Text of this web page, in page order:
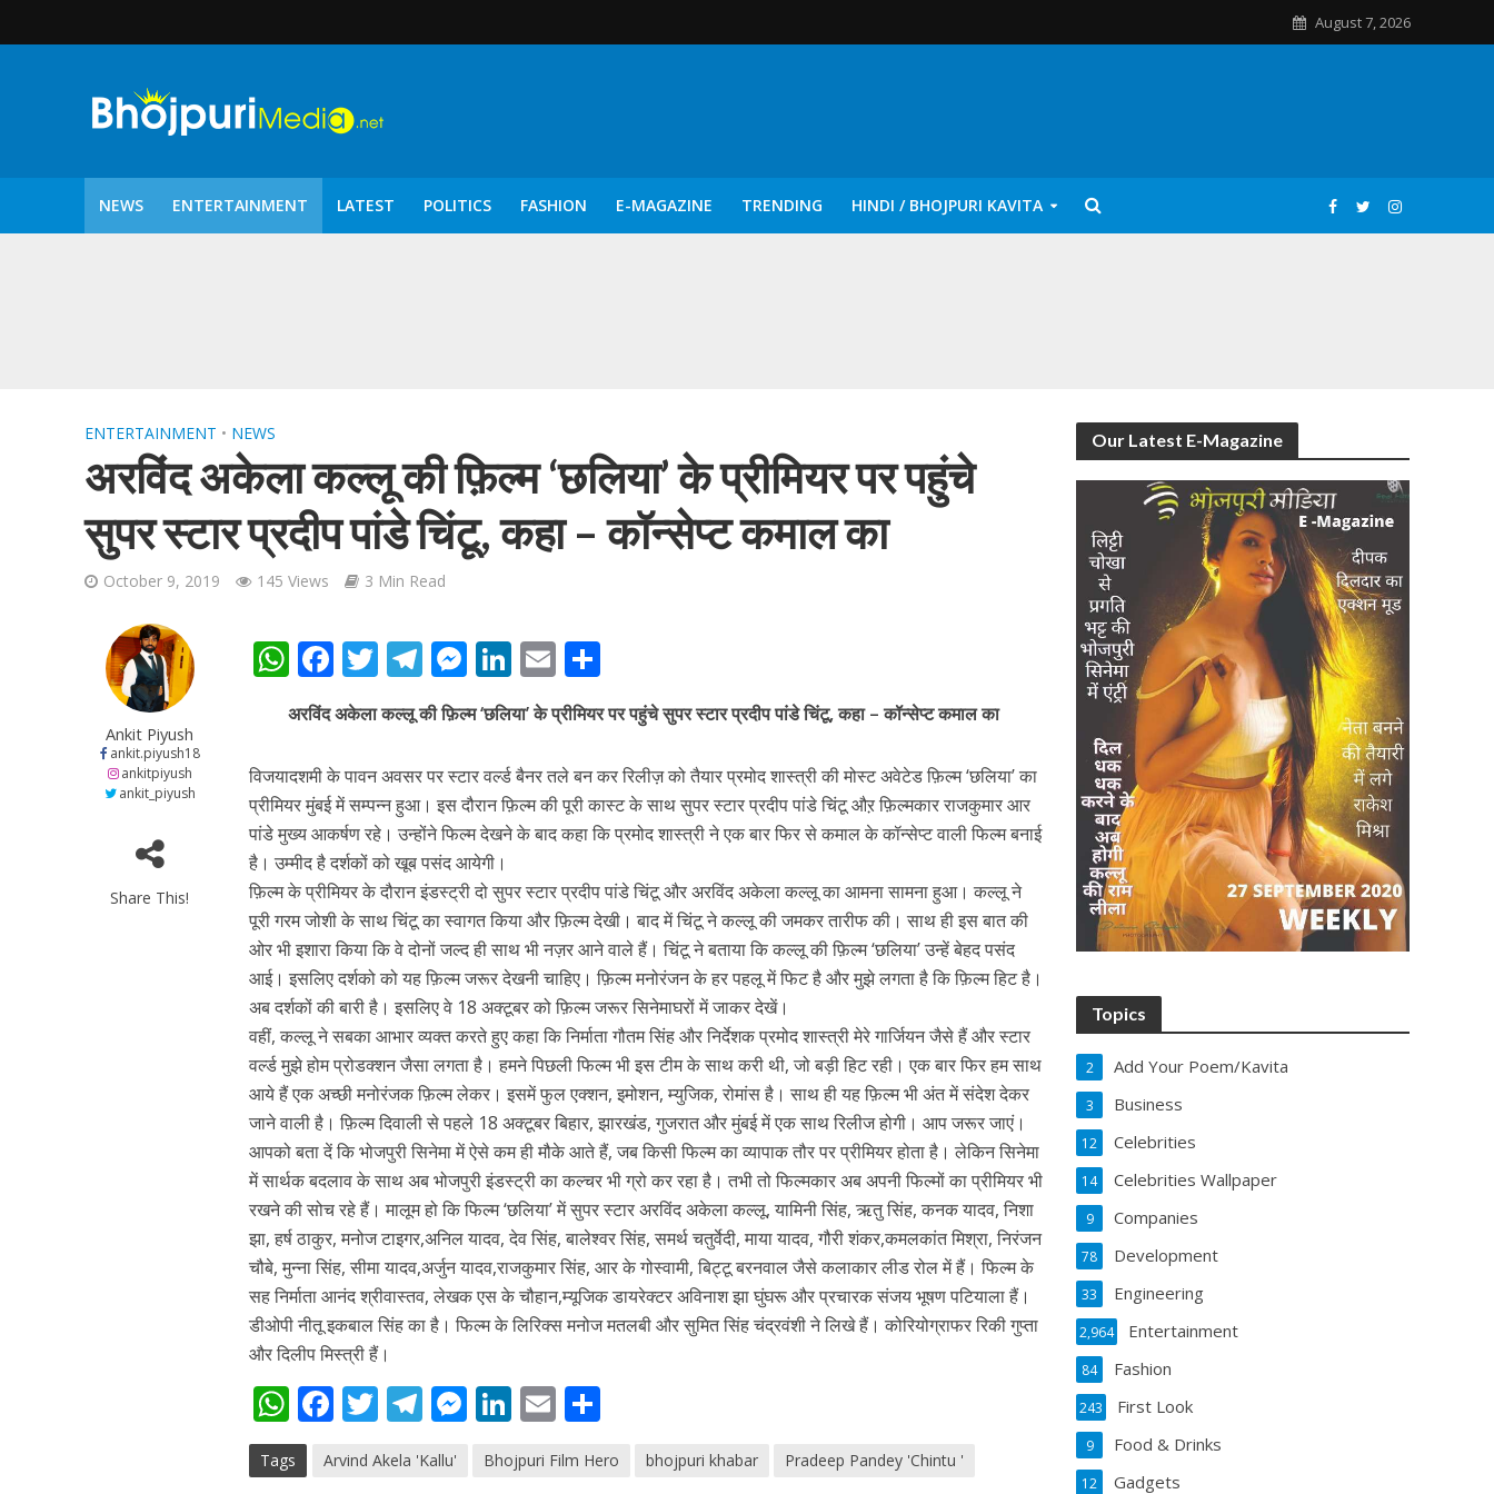
August 7, 2026
NEWS ENTERTAINMENT LATEST POLITICS FASHION E-MAGAZINE TRENDING HINDI / BHOJPURI KAVITA
शिवानी सिंह का नया बोलबम गीत तोहरे के मांगिला जानु हुआ रिलीज, दर्शकों का मिल रहा भरपूर प्यार
वर्ल्डवाइड रिकॉर्ड्स भोजपुरी का नया धमाकेदार गाना जल्द, दुबई की खूबसूरत लोकेशन्स पर हो रही है शूटिंग
पवन सिंह का बॉलीवुड में महाधमाका, ‘सिर्फ आपके’ की शूटिंग लखनऊ और भोपाल में हुई पूरी”
ENTERTAINMENT • NEWS
अरविंद अकेला कल्लू की फ़िल्म ‘छलिया’ के प्रीमियर पर पहुंचे
सुपर स्टार प्रदीप पांडे चिंटू, कहा – कॉन्सेप्ट कमाल का
October 9, 2019 145 Views 3 Min Read
Ankit Piyush
ankit.piyush18
ankitpiyush
ankit_piyush
Share This!
W
h
at
s
A
p
p
F
ac
e
b
o
o
k
T
itt
er
T
el
e
gr
a
m
M
e
ss
e
n
g
er
Li
n
k
e
dI
n
E
m
ai
l
ar
e
अरविंद अकेला कल्लू की फ़िल्म ‘छलिया’ के प्रीमियर पर पहुंचे सुपर स्टार प्रदीप पांडे चिंटू, कहा – कॉन्सेप्ट कमाल का
विजयादशमी के पावन अवसर पर स्‍टार वर्ल्‍ड बैनर तले बन कर रिलीज़ को तैयार प्रमोद शास्त्री की मोस्ट अवेटेड फ़िल्म ‘छलिया’ का
प्रीमियर मुंबई में सम्पन्न हुआ। इस दौरान फ़िल्म की पूरी कास्ट के साथ सुपर स्टार प्रदीप पांडे चिंटू औऱ फ़िल्मकार राजकुमार आर
पांडे मुख्य आकर्षण रहे। उन्होंने फिल्म देखने के बाद कहा कि प्रमोद शास्त्री ने एक बार फिर से कमाल के कॉन्सेप्ट वाली फिल्म बनाई
है। उम्मीद है दर्शकों को खूब पसंद आयेगी।
फ़िल्म के प्रीमियर के दौरान इंडस्ट्री दो सुपर स्टार प्रदीप पांडे चिंटू और अरविंद अकेला कल्लू का आमना सामना हुआ। कल्लू ने
पूरी गरम जोशी के साथ चिंटू का स्वागत किया और फ़िल्म देखी। बाद में चिंटू ने कल्लू की जमकर तारीफ की। साथ ही इस बात की
ओर भी इशारा किया कि वे दोनों जल्द ही साथ भी नज़र आने वाले हैं। चिंटू ने बताया कि कल्लू की फ़िल्म ‘छलिया’ उन्हें बेहद पसंद
आई। इसलिए दर्शको को यह फ़िल्म जरूर देखनी चाहिए। फ़िल्म मनोरंजन के हर पहलू में फिट है और मुझे लगता है कि फ़िल्म हिट है।
अब दर्शकों की बारी है। इसलिए वे 18 अक्टूबर को फ़िल्म जरूर सिनेमाघरों में जाकर देखें।
वहीं, कल्लू ने सबका आभार व्यक्त करते हुए कहा कि निर्माता गौतम सिंह और निर्देशक प्रमोद शास्त्री मेरे गार्जियन जैसे हैं और स्‍टार
वर्ल्‍ड मुझे होम प्रोडक्शन जैसा लगता है। हमने पिछली फिल्म भी इस टीम के साथ करी थी, जो बड़ी हिट रही। एक बार फिर हम साथ
आये हैं एक अच्छी मनोरंजक फ़िल्म लेकर। इसमें फुल एक्शन, इमोशन, म्युजिक, रोमांस है। साथ ही यह फ़िल्म भी अंत में संदेश देकर
जाने वाली है। फ़िल्म दिवाली से पहले 18 अक्टूबर बिहार, झारखंड, गुजरात और मुंबई में एक साथ रिलीज होगी। आप जरूर जाएं।
आपको बता दें कि भोजपुरी सिनेमा में ऐसे कम ही मौके आते हैं, जब किसी फिल्म का व्यापाक तौर पर प्रीमियर होता है। लेकिन सिनेमा
में सार्थक बदलाव के साथ अब भोजपुरी इंडस्ट्री का कल्चर भी ग्रो कर रहा है। तभी तो फिल्मकार अब अपनी फिल्मों का प्रीमियर भी
रखने की सोच रहे हैं। मालूम हो कि फिल्‍म ‘छलिया’ में सुपर स्‍टार अरविंद अकेला कल्‍लू, यामिनी सिंह, ऋतु सिंह, कनक यादव, निशा
झा, हर्ष ठाकुर, मनोज टाइगर,अनिल यादव, देव सिंह, बालेश्‍वर सिंह, समर्थ चतुर्वेदी, माया यादव, गौरी शंकर,कमलकांत मिश्रा, निरंजन
चौबे, मुन्ना सिंह, सीमा यादव,अर्जुन यादव,राजकुमार सिंह, आर के गोस्वामी, बिट्टू बरनवाल जैसे कलाकार लीड रोल में हैं। फिल्‍म के
सह निर्माता आनंद श्रीवास्तव, लेखक एस के चौहान,म्‍यूजिक डायरेक्‍टर अविनाश झा घुंघरू और प्रचारक संजय भूषण पटियाला हैं।
डीओपी नीतू इकबाल सिंह का है। फिल्‍म के लिरिक्‍स मनोज मतलबी और सुमित सिंह चंद्रवंशी ने लिखे हैं। कोरियोग्राफर रिकी गुप्‍ता
और दिलीप मिस्‍त्री हैं।
W
h
at
F
e
T
itt
T
e
M
ss
Li
k
E
ai ar
Tags Arvind Akela 'Kallu' Bhojpuri Film Hero bhojpuri khabar Pradeep Pandey 'Chintu '
Our Latest E-Magazine
Topics
Add Your Poem/Kavita
2
Business
3
Celebrities
12
Celebrities Wallpaper
14
Companies
9
Development
78
Engineering
33
Entertainment
2,964
Fashion
84
First Look
243
Food & Drinks
9
Gadgets
12